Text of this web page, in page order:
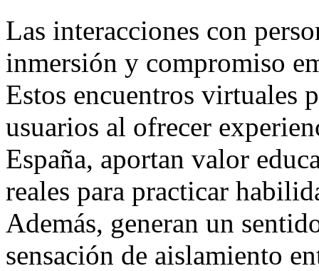
Las interacciones con
inmersión y compromiso
Estos encuentros virtuales
usuarios al ofrecer
España, aportan valor
reales para practicar
Además, generan un
sensación de aislamiento